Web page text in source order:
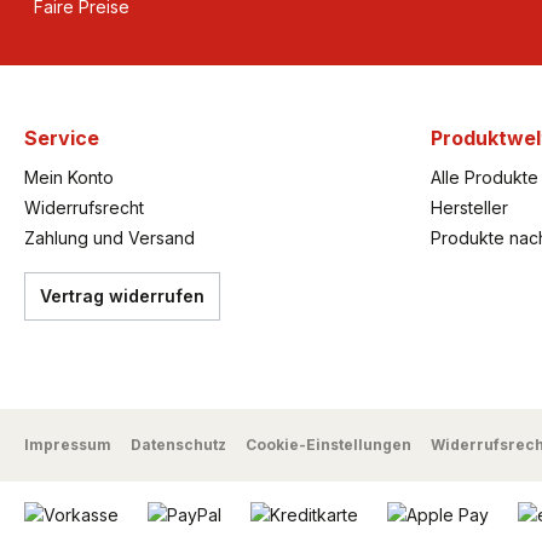
Faire Preise
Service
Mein Konto
Widerrufsrecht
Zahlung und Versand
Vertrag widerrufen
Alle Produkte
Hersteller
Produkte
Impressum Datenschutz Cookie-Einstellungen